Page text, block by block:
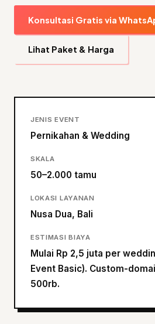
Konsultasi Gratis via
Lihat Paket & Harga
JENIS EVENT
Pernikahan & Wedding
SKALA
50–2.000 tamu
LOKASI LAYANAN
Nusa Dua, Bali
ESTIMASI BIAYA
Mulai Rp 2,5 juta per
Event Basic). Custom-
500rb.